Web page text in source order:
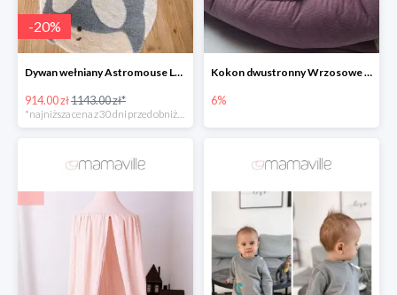
-20%
Dywan wełniany Astromouse Lorena Canals -20%
914.00 zł1143.00 zł*
*najniższa cena z 30 dni przed obniżką
Kokon dwustronny Wrzosowe Ptaszki
6%